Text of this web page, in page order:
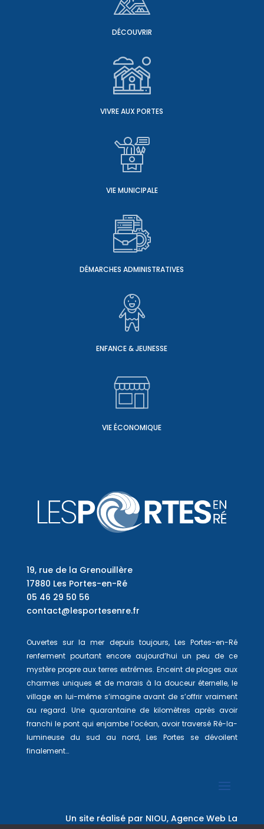
DÉCOUVRIR
VIVRE AUX PORTES
VIE MUNICIPALE
DÉMARCHES ADMINISTRATIVES
ENFANCE & JEUNESSE
VIE ÉCONOMIQUE
19, rue de la Grenouillère
17880 Les Portes-en-Ré
05 46 29 50 56
contact@lesportesenre.fr
Ouvertes sur la mer depuis toujours, Les Portes-en-Ré
renferment pourtant encore aujourd’hui un peu de ce
mystère propre aux terres extrêmes. Enceint de plages aux
charmes uniques et de marais à la douceur éternelle, le
village en lui-même s’imagine avant de s’offrir vraiment
au regard. Une quarantaine de kilomètres après avoir
franchi le pont qui enjambe l’océan, avoir traversé Ré-la-
lumineuse du sud au nord, Les Portes se dévoilent
finalement…
Un site réalisé par NIOU, Agence Web La